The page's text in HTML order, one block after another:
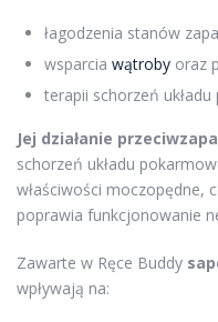
łagodzenia stanów
wsparcia wątroby oraz
terapii schorzeń
Jej działanie
schorzeń układu
właściwości moczopędne,
poprawia funkcjonowanie
Zawarte w Ręce Buddy
wpływają na: